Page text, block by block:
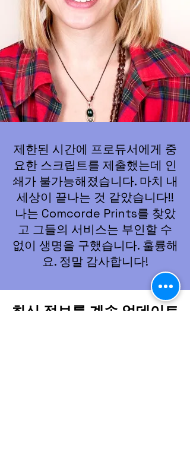
제한된 시간에 프로듀서에게 중
요한 스크립트를 제출했는데 인
쇄가 불가능해졌습니다. 마치 내
세상이 끝나는 것 같았습니다!!
나는 Comcorde Prints를 찾았
고 그들의 서비스는 부인할 수
없이 생명을 구했습니다. 훌륭해
요. 정말 감사합니다!
최신 정보를 계속 업데이트